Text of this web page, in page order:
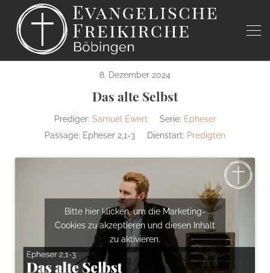
8. Dezember 2024
Das alte Selbst
Prediger: Samuel Ewert Serie: Epheser
Passage: Epheser 2,1-3 Dienstart: Predigten
Bitte hier klicken, um die Marketing-
Cookies zu akzeptieren und diesen Inhalt
zu aktivieren.